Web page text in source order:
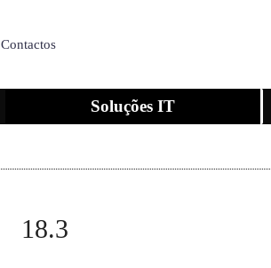
Contactos
Soluções IT
18.3